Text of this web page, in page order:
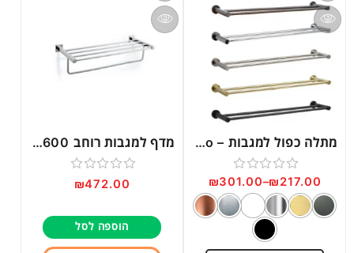
מתלה כפול למגבות – Rondo
דורג
0
מתוך
₪217.00
–
₪301.00
מדף למגבות רוחב 600מ”מ דגם TA34
דורג
מתוך
5
₪472.00
הוספה לסל